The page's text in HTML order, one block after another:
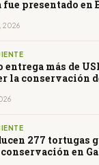
presentado en
2026
entrega más de
la conservación
277 tortugas
en